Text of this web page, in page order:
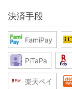
決済手段
FamiPay
PiTaPa
楽天ペイ